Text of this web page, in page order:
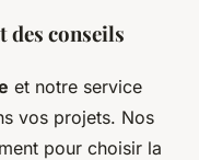
des conseils
et notre service
vos projets. Nos
pour choisir la